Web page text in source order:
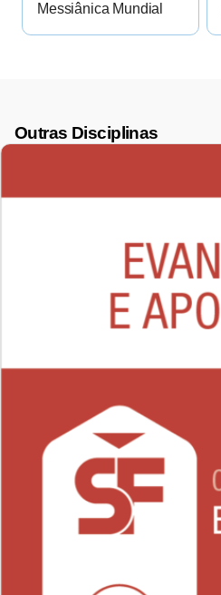
Messiânica Mundial
Outras Disciplinas